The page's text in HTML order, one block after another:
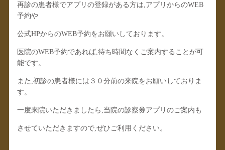
再診の患者様でアプリの登録がある方は,アプリからのWEB
予約や
公式HPからのWEB予約をお願いしております。
医院のWEB予約であれば,待ち時間なくご案内することが可
能です。
また,初診の患者様には３０分前の来院をお願いしておりま
す。
一度来院いただきましたら,当院の診察券アプリのご案内も
させていただきますので,ぜひご利用ください。